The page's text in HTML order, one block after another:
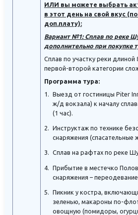
ИЛИ вы можете выбрать
в этот день на свой вкус
доп.плату):
Вариант №1: Сплав по реке
дополнительно при покупке
Сплав по участку реки
первой-второй категории
Программа тура:
Выезд от гостиницы Piter
ж/д вокзала) к началу
(1 час).
Инструктаж по технике
снаряжения (спасательные
Сплав на рафтах по реке
Прибытие в местечко
снаряжения – переодевание.
Пикник у костра,
зеленью, макароны по-
овощную (помидоры,